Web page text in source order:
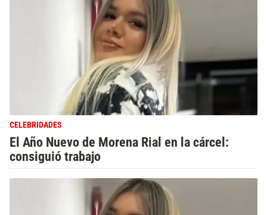
CELEBRIDADES
El Año Nuevo de Morena Rial en la cárcel:
consiguió trabajo